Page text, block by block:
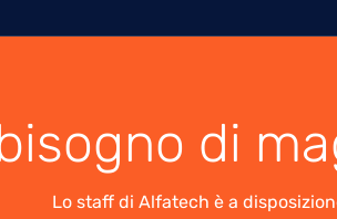
di
Lo staff di Alfatech è a